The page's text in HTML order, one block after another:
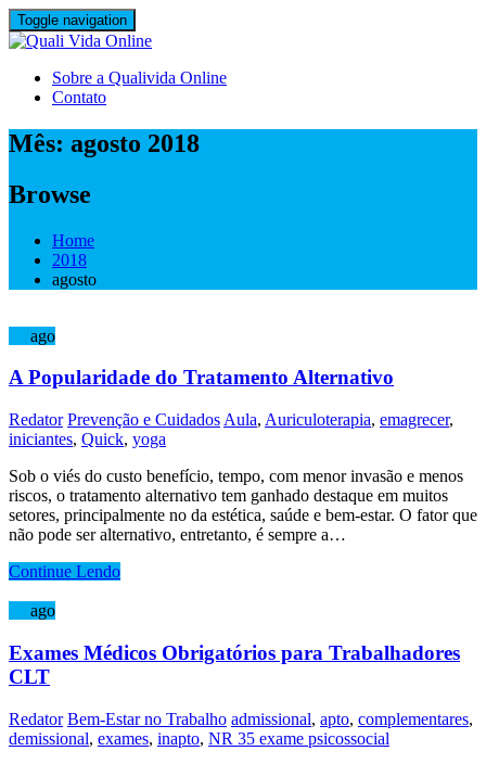
Skip
to
Toggle navigation
Sobre a Qualivida Online
Contato
Mês: agosto 2018
Browse
Home
2018
agosto
ago
A Popularidade do Tratamento Alternativo
Redator Prevenção e Cuidados Aula, Auriculoterapia, emagrecer,
iniciantes, Quick, yoga
Sob o viés do custo benefício, tempo, com menor invasão e menos
riscos, o tratamento alternativo tem ganhado destaque em muitos
setores, principalmente no da estética, saúde e bem-estar. O fator que
não pode ser alternativo, entretanto, é sempre a…
Continue Lendo
ago
Exames Médicos Obrigatórios para Trabalhadores
CLT
Redator Bem-Estar no Trabalho admissional, apto, complementares,
demissional, exames, inapto, NR 35 exame psicossocial